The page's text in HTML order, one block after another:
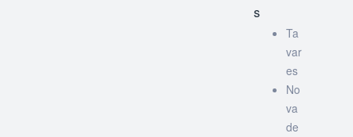
s
Ta
var
es
No
va
de